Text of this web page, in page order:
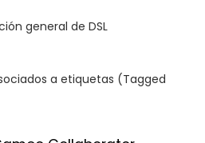
general de DSL​
a etiquetas (Tagged